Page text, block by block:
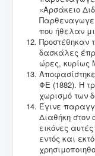
«Αρσάκειο
που ήθελαν
Προστέθηκαν
δασκάλες
ώρες, κυρίως
ΦΕ (1882). Η
χωρισμό των
Έγινε
Διαθήκη στον
εικόνες
εντός και